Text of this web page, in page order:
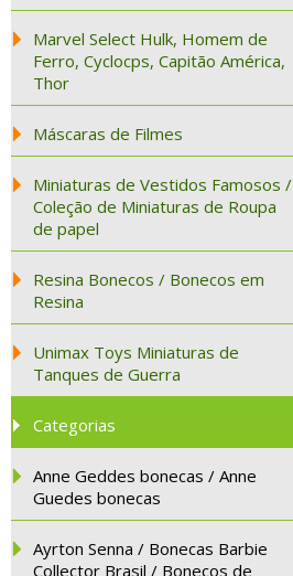
Marvel Select Hulk, Homem de
Ferro, Cyclocps, Capitão América,
Thor
Máscaras de Filmes
Miniaturas de Vestidos Famosos /
Coleção de Miniaturas de Roupa
de papel
Resina Bonecos / Bonecos em
Resina
Unimax Toys Miniaturas de
Tanques de Guerra
Categorias
Anne Geddes bonecas / Anne
Guedes bonecas
Ayrton Senna / Bonecas Barbie
Collector Brasil / Bonecos de